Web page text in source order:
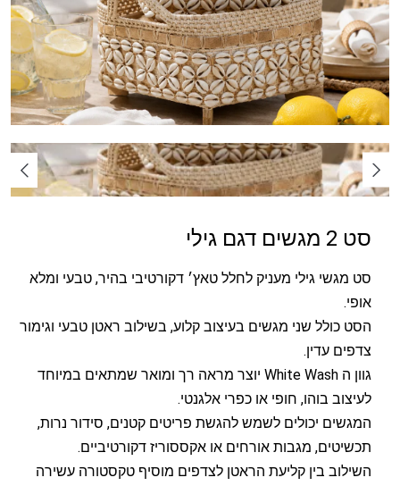
סט 2 מגשים דגם גילי
סט מגשי גילי מעניק לחלל טאץ׳ דקורטיבי בהיר, טבעי ומלא
אופי.
הסט כולל שני מגשים בעיצוב קלוע, בשילוב ראטן טבעי וגימור
צדפים עדין.
גוון ה White Wash יוצר מראה רך ומואר שמתאים במיוחד
לעיצוב בוהו, חופי או כפרי אלגנטי.
המגשים יכולים לשמש להגשת פריטים קטנים, סידור נרות,
תכשיטים, מגבות אורחים או אקססוריז דקורטיביים.
השילוב בין קליעת הראטן לצדפים מוסיף טקסטורה עשירה